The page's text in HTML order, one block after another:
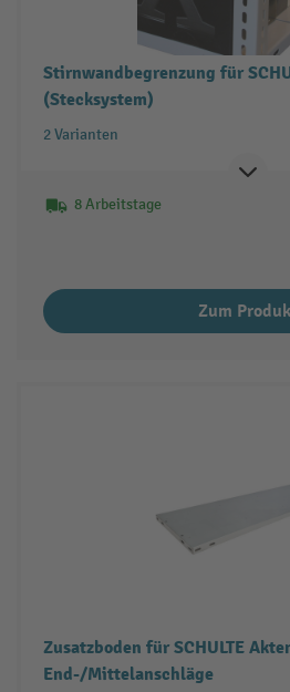
Stirnwandbegrenzung für
(Stecksystem)
2 Varianten
8 Arbeitstage
Zum
Zusatzboden für SCHULTE
End-/Mittelanschläge